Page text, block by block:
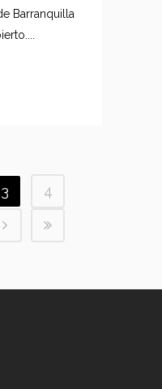
Barranquilla
3
4